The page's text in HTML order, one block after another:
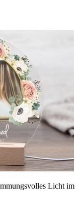
Licht im